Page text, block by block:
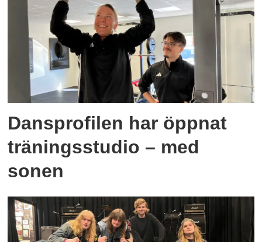
Dansprofilen har öppnat
träningsstudio – med
sonen